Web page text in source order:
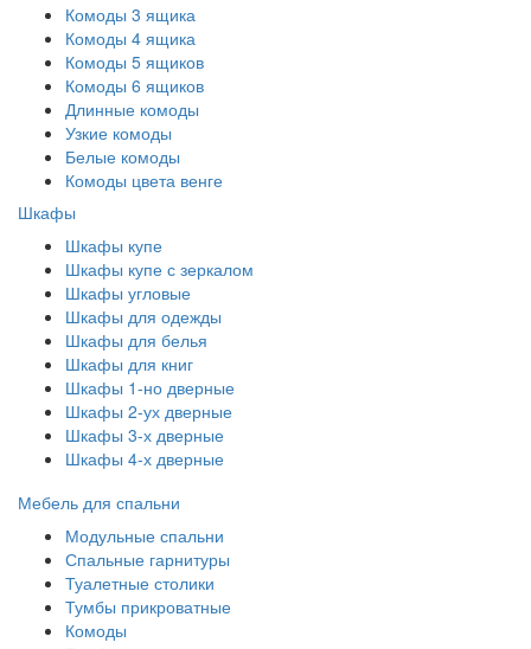
Комоды 3 ящика
Комоды 4 ящика
Комоды 5 ящиков
Комоды 6 ящиков
Длинные комоды
Узкие комоды
Белые комоды
Комоды цвета венге
Шкафы
Шкафы купе
Шкафы купе с зеркалом
Шкафы угловые
Шкафы для одежды
Шкафы для белья
Шкафы для книг
Шкафы 1-но дверные
Шкафы 2-ух дверные
Шкафы 3-х дверные
Шкафы 4-х дверные
Мебель для спальни
Модульные спальни
Спальные гарнитуры
Туалетные столики
Тумбы прикроватные
Комоды